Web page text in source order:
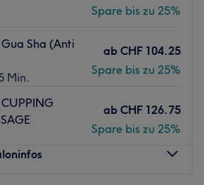
verfügt Inhaberin Vanessa
Wissen. Außerdem werden
und die neuesten Methoden
perfektes Ergebnis zu erzielen. Hier
und Englisch auch Spanisch und
gefällt:
zum Wohlfühlen, entspannt.
Spare bis zu 25%
Sha (Anti
Min.
ab CHF 104.25
Spare bis zu 25%
ab CHF 126.75
Spare bis zu 25%